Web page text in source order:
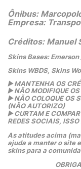
Ônibus:
Empresa:
Créditos: Manuel
Skins Bases:
Skins WBDS, Skins
▶️ MANTENHA OS
▶️ NÃO MODIFIQUE
▶️ NÃO COLOQUE OS
(NÃO AUTORIZO)
▶️ CURTAM E
REDES SOCIAIS,
As atitudes acima
ajuda a manter o site
skins para a